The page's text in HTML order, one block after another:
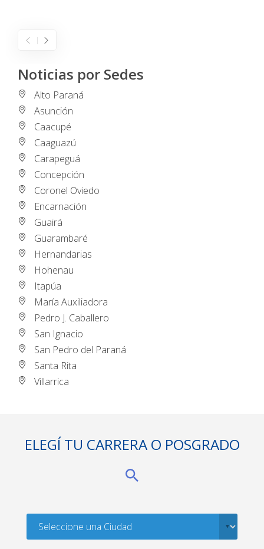
Noticias por Sedes
Alto Paraná
Asunción
Caacupé
Caaguazú
Carapeguá
Concepción
Coronel Oviedo
Encarnación
Guairá
Guarambaré
Hernandarias
Hohenau
Itapúa
María Auxiliadora
Pedro J. Caballero
San Ignacio
San Pedro del Paraná
Santa Rita
Villarrica
ELEGÍ TU CARRERA O POSGRADO